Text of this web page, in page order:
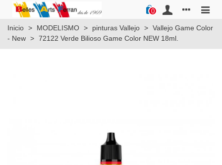
0
Inicio > MODELISMO > pinturas Vallejo > Vallejo Game Color
- New > 72122 Verde Bilioso Game Color NEW 18ml.